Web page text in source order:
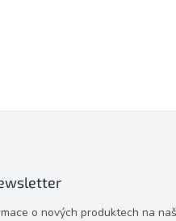
o nových produktech na